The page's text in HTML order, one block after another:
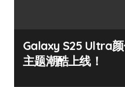
Galaxy S25 Ultra
主题潮酷上线！